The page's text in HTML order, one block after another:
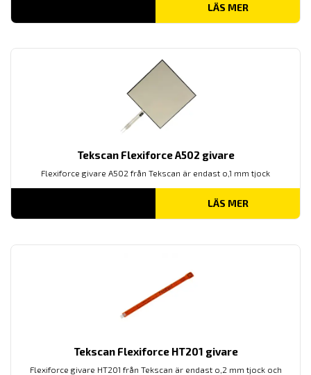
LÄS MER
Tekscan Flexiforce A502 givare
Flexiforce givare A502 från Tekscan är endast o,1 mm tjock
LÄS MER
Tekscan Flexiforce HT201 givare
Flexiforce givare HT201 från Tekscan är endast o,2 mm tjock och